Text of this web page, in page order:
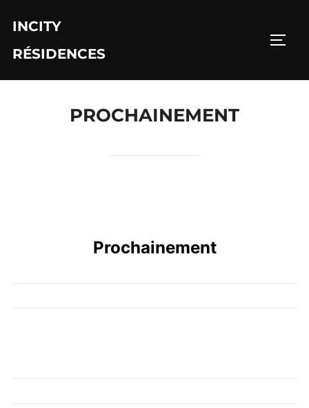
contenu
INCITY
RÉSIDENCES
PROCHAINEMENT
Prochainement